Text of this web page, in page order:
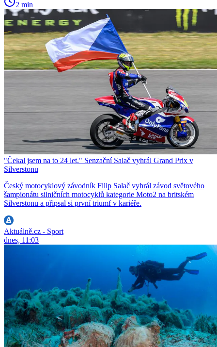
2 min
"Čekal jsem na to 24 let." Senzační Salač vyhrál Grand Prix v
Silverstonu
Český motocyklový závodník Filip Salač vyhrál závod světového
šampionátu silničních motocyklů kategorie Moto2 na britském
Silverstonu a připsal si první triumf v kariéře.
Aktuálně.cz - Sport
dnes, 11:03